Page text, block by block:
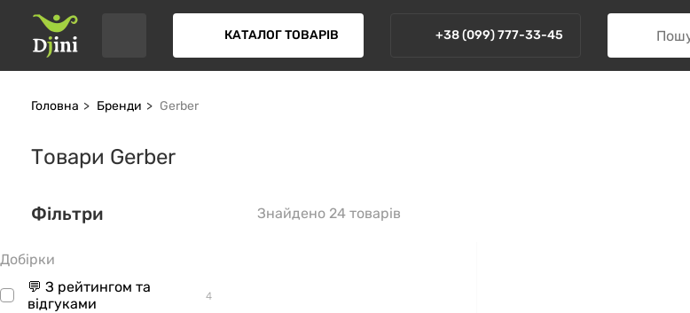
КАТАЛОГ ТОВАРІВ +38 (099) 777-33-45
Головна Бренди Gerber
Товари Gerber
Фільтри Знайдено 24 товарів
Добірки
💬 З рейтингом та
відгуками
4